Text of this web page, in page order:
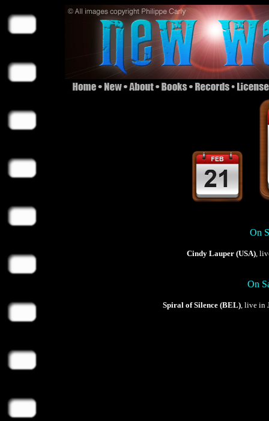
On
Cindy Lauper (USA),
On
Spiral of Silence (BEL), live in